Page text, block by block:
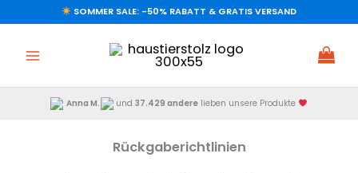
springen
SOMMER SALE: -50% RABATT & GRATIS VERSAND
Anna M. und37.429 andere lieben unsere Produkte
Rückgaberichtlinien